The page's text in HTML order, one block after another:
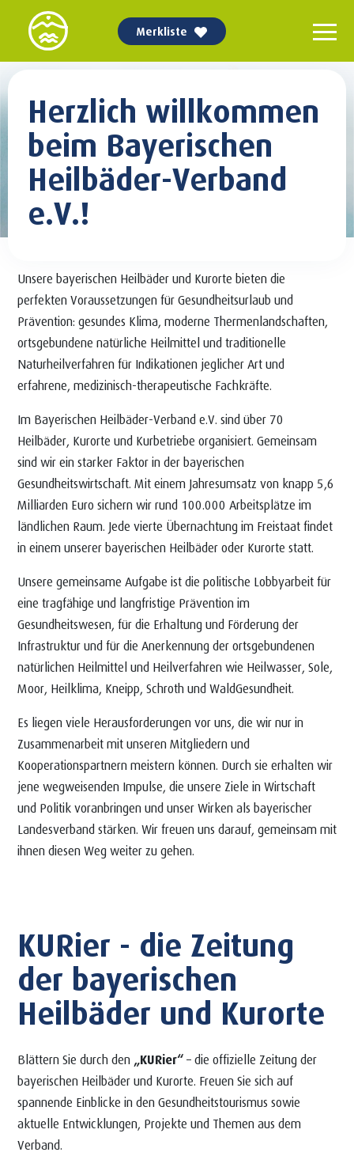
Merkliste
Herzlich willkommen
beim Bayerischen
Heilbäder-Verband
e.V.!
Unsere bayerischen Heilbäder und Kurorte bieten die
perfekten Voraussetzungen für Gesundheitsurlaub und
Prävention: gesundes Klima, moderne Thermenlandschaften,
ortsgebundene natürliche Heilmittel und traditionelle
Naturheilverfahren für Indikationen jeglicher Art und
erfahrene, medizinisch-therapeutische Fachkräfte.
Im Bayerischen Heilbäder-Verband e.V. sind über 70
Heilbäder, Kurorte und Kurbetriebe organisiert. Gemeinsam
sind wir ein starker Faktor in der bayerischen
Gesundheitswirtschaft. Mit einem Jahresumsatz von knapp 5,6
Milliarden Euro sichern wir rund 100.000 Arbeitsplätze im
ländlichen Raum. Jede vierte Übernachtung im Freistaat findet
in einem unserer bayerischen Heilbäder oder Kurorte statt.
Unsere gemeinsame Aufgabe ist die politische Lobbyarbeit für
eine tragfähige und langfristige Prävention im
Gesundheitswesen, für die Erhaltung und Förderung der
Infrastruktur und für die Anerkennung der ortsgebundenen
natürlichen Heilmittel und Heilverfahren wie Heilwasser, Sole,
Moor, Heilklima, Kneipp, Schroth und WaldGesundheit.
Es liegen viele Herausforderungen vor uns, die wir nur in
Zusammenarbeit mit unseren Mitgliedern und
Kooperationspartnern meistern können. Durch sie erhalten wir
jene wegweisenden Impulse, die unsere Ziele in Wirtschaft
und Politik voranbringen und unser Wirken als bayerischer
Landesverband stärken. Wir freuen uns darauf, gemeinsam mit
ihnen diesen Weg weiter zu gehen.
KURier - die Zeitung
der bayerischen
Heilbäder und Kurorte
Blättern Sie durch den „KURier“– die offizielle Zeitung der
bayerischen Heilbäder und Kurorte. Freuen Sie sich auf
spannende Einblicke in den Gesundheitstourismus sowie
aktuelle Entwicklungen, Projekte und Themen aus dem
Verband.